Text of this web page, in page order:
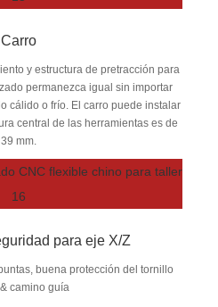
Carro
y estructura de pretracción para
permanezca igual sin importar
cálido o frío. El carro puede instalar
central de las herramientas es de
39 mm.
para eje X/Z
buena protección del tornillo
camino guía